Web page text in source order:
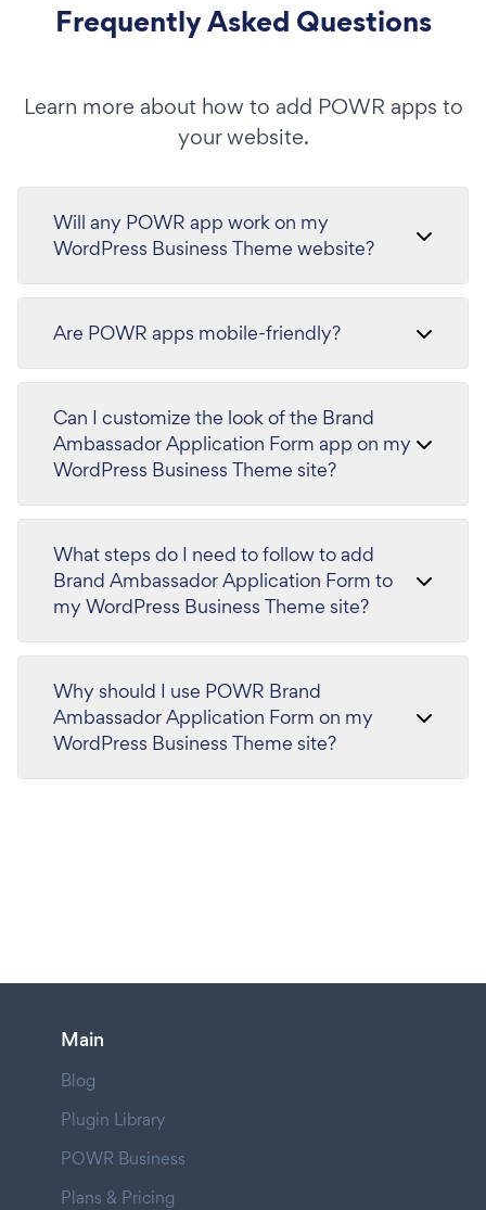
Frequently Asked Questions
Learn more about how to add POWR apps to
your website.
Will any POWR app work on my
WordPress Business Theme website?
Are POWR apps mobile-friendly?
Can I customize the look of the Brand
Ambassador Application Form app on my
WordPress Business Theme site?
What steps do I need to follow to add
Brand Ambassador Application Form to
my WordPress Business Theme site?
Why should I use POWR Brand
Ambassador Application Form on my
WordPress Business Theme site?
Main
Blog
Plugin Library
POWR Business
Plans & Pricing